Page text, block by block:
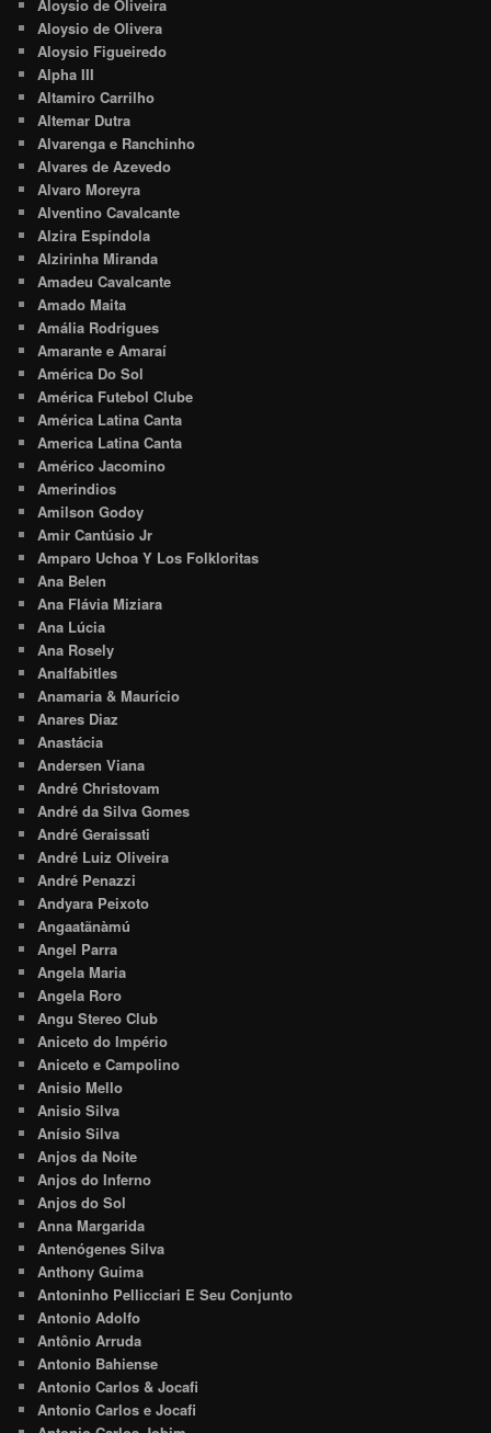
Aloysio de Oliveira
Aloysio de Olivera
Aloysio Figueiredo
Alpha III
Altamiro Carrilho
Altemar Dutra
Alvarenga e Ranchinho
Alvares de Azevedo
Alvaro Moreyra
Alventino Cavalcante
Alzira Espíndola
Alzirinha Miranda
Amadeu Cavalcante
Amado Maita
Amália Rodrigues
Amarante e Amaraí
América Do Sol
América Futebol Clube
América Latina Canta
America Latina Canta
Américo Jacomino
Amerindios
Amilson Godoy
Amir Cantúsio Jr
Amparo Uchoa Y Los Folkloritas
Ana Belen
Ana Flávia Miziara
Ana Lúcia
Ana Rosely
Analfabitles
Anamaria & Maurício
Anares Diaz
Anastácia
Andersen Viana
André Christovam
André da Silva Gomes
André Geraissati
André Luiz Oliveira
André Penazzi
Andyara Peixoto
Angaatãnàmú
Angel Parra
Angela Maria
Angela Roro
Angu Stereo Club
Aniceto do Império
Aniceto e Campolino
Anisio Mello
Anisio Silva
Anísio Silva
Anjos da Noite
Anjos do Inferno
Anjos do Sol
Anna Margarida
Antenógenes Silva
Anthony Guima
Antoninho Pellicciari E Seu Conjunto
Antonio Adolfo
Antônio Arruda
Antonio Bahiense
Antonio Carlos & Jocafi
Antonio Carlos e Jocafi